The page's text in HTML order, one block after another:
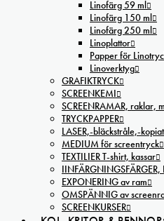
Linofärg 59 ml
Linofärg 150 ml
Linofärg 250 ml
Linoplattor
Papper för
Linoverktyg
GRAFIKTRYCK
SCREENKEMI
SCREENRAMAR, raklar,
TRYCKPAPPER
LASER,-bläckstråle,-
MEDIUM för screentryck
TEXTILIER T-shirt, kassar
EXPONERING av ram
OMSPÄNNIG av
SCREENKURSER